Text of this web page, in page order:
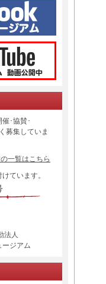
･協賛･
募集していま
一覧はこちら
ています。
法人
アム